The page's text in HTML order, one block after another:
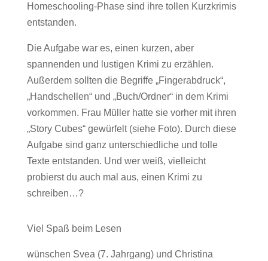
Homeschooling-Phase sind ihre tollen Kurzkrimis
entstanden.
Die Aufgabe war es, einen kurzen, aber
spannenden und lustigen Krimi zu erzählen.
Außerdem sollten die Begriffe „Fingerabdruck“,
„Handschellen“ und „Buch/Ordner“ in dem Krimi
vorkommen. Frau Müller hatte sie vorher mit ihren
„Story Cubes“ gewürfelt (siehe Foto). Durch diese
Aufgabe sind ganz unterschiedliche und tolle
Texte entstanden. Und wer weiß, vielleicht
probierst du auch mal aus, einen Krimi zu
schreiben…?
Viel Spaß beim Lesen
wünschen Svea (7. Jahrgang) und Christina